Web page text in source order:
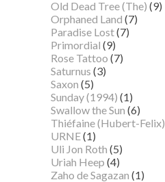
Old Dead Tree (The) (9)
Orphaned Land (7)
Paradise Lost(7)
Primordial (9)
Rose Tattoo (7)
Saturnus (3)
Saxon (5)
Sunday (1994) (1)
Swallow the Sun (6)
Thiéfaine (Hubert-Felix)
URNE(1)
Uli Jon Roth (5)
Uriah Heep (4)
Zaho de Sagazan (1)